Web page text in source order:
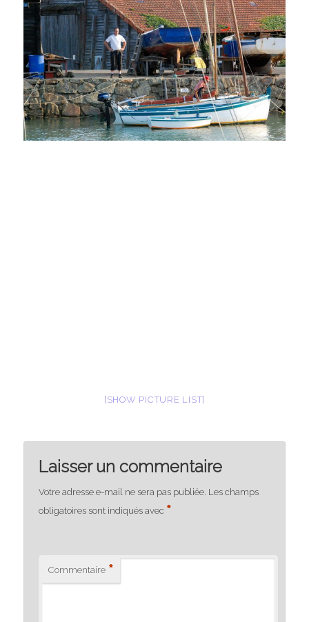
[SHOW PICTURE LIST]
Laisser un commentaire
Votre adresse e-mail ne sera pas publiée. Les champs
obligatoires sont indiqués avec *
Commentaire *